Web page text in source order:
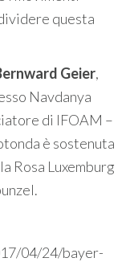
questa
Geier,
Navdanya
di IFOAM –
è sostenuta
Rosa Luxemburg
04/24/bayer-